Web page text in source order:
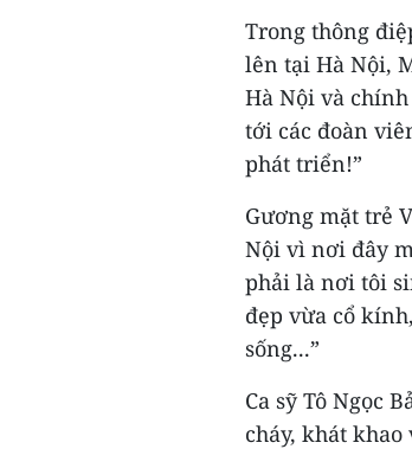
Trong thông
lên tại Hà Nội,
Hà Nội và
tới các đoàn
phát triển!”
Gương mặt trẻ
Nội vì nơi đây
phải là nơi tôi
đẹp vừa cổ
sống...”
Ca sỹ Tô Ngọc
cháy, khát